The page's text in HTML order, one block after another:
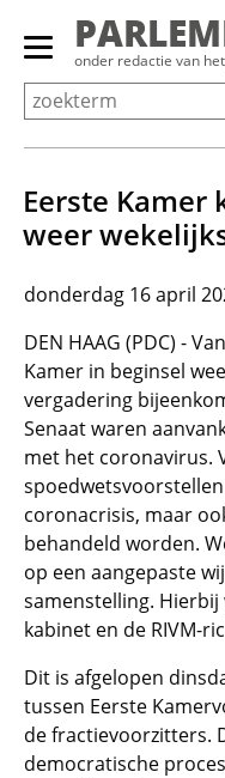
Overslaan
Primair
menu
tonen/verbergen
onder redactie van het
Eerste Kamer
weer
donderdag 16 april
DEN HAAG (PDC) -
Kamer in beginsel
vergadering
Senaat waren
met het coronavirus.
coronacrisis, maar
behandeld worden.
op een aangepaste
samenstelling.
kabinet en de RIVM-
Dit is afgelopen
tussen Eerste
de fractievoorzitters.
democratische